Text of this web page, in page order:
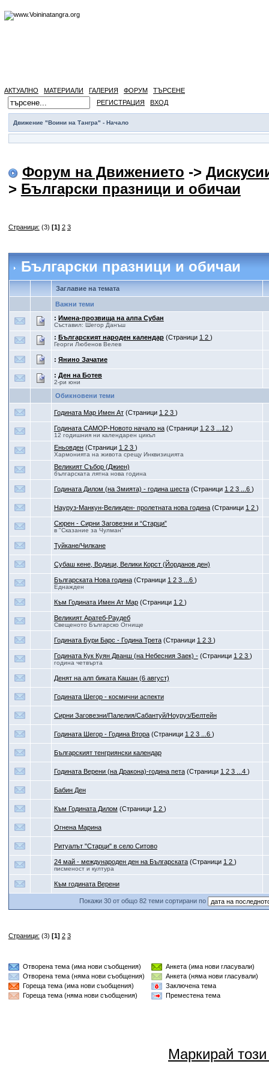
АКТУАЛНО МАТЕРИАЛИ ГАЛЕРИЯ ФОРУМ
ТЪРСЕНЕ
РЕГИСТРАЦИЯ
ВХОД
Движение "Воини на Тангра" - Начало
Форум на Движението ->
> Български празници и обичаи
Страници: (3) [1] 2 3
Български празници и обичаи
Заглавие на темата
Важни теми
: Имена-прозвища на алпа Субан
Съставил: Шегор Данъш
: Българският народен календар (Страници 1 2 )
Георги Любенов Велев
: Янино Зачатие
: Ден на Ботев
2-ри юни
Обикновени теми
Годината Мар Имен Ат (Страници 1 2 3 )
Годината САМОР-Новото начало на (Страници 1 2 3 ...12 )
12 годишния ни календарен цикъл
Еньовден (Страници 1 2 3 )
Хармонията на живота срещу Инквизицията
Великият Събор (Джиен)
българската лятна нова година
Годината Дилом (на Змията) - година шеста (Страници 1 2 3 ...6 )
Науруз-Манкун-Великден- пролетната нова година (Страници 1 2 )
Сюрен - Сирни Заговезни и “Старци”
в "Сказание за Чулман"
Туйкане/Чилкане
Субаш кене, Водици, Велики Корст (Йорданов ден)
Българската Нова година (Страници 1 2 3 ...6 )
Еднажден
Към Годината Имен Ат Мар (Страници 1 2 )
Великият Аратеб-Раудеб
Свещеното Българско Огнище
Годината Бури Барс - Година Трета (Страници 1 2 3 )
Годината Кук Куян Дванш (на Небесния Заек) - (Страници 1 2 3 )
година четвърта
Денят на алп биката Кашан (6 август)
Годината Шегор - космични аспекти
Сирни Заговезни/Палелия/Сабантуй/Ноуруз/Белтейн
Годината Шегор - Година Втора (Страници 1 2 3 ...6 )
Българският тенгриянски календар
Годината Верени (на Дракона)-година пета (Страници 1 2 3 ...4 )
Бабин Ден
Към Годината Дилом (Страници 1 2 )
Огнена Марина
Ритуалът "Старци" в село Ситово
24 май - международен ден на Българската (Страници 1 2 )
писменост и култура
Към годината Верени
Покажи 30 от общо 82 теми сортирани по
Страници: (3) [1] 2 3
Отворена тема (има нови съобщения)
Отворена тема (няма нови съобщения)
Гореща тема (има нови съобщения)
Гореща тема (няма нови съобщения)
Анкета (има нови гласували)
Анкета (няма нови гласували)
Заключена тема
Преместена тема
Маркирай